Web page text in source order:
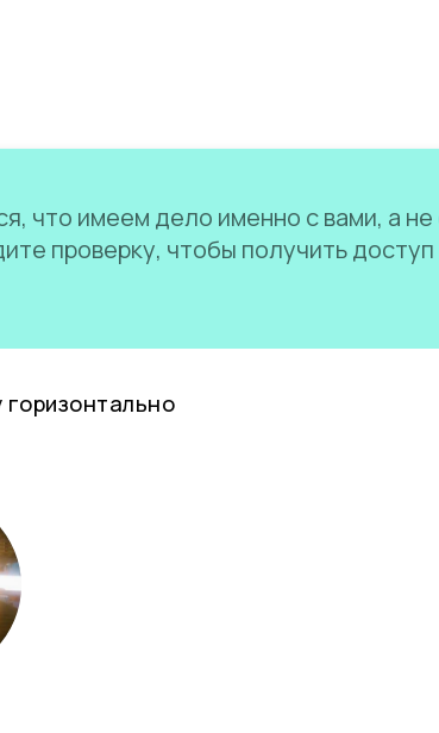
что имеем дело именно с вами, а
проверку, чтобы получить доступ
горизонтально